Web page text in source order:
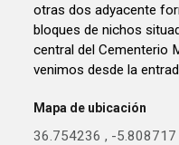
otras dos adyacente
bloques de nichos
central del Cementerio
venimos desde la
Mapa de ubicación
36.754236 , -5.808717